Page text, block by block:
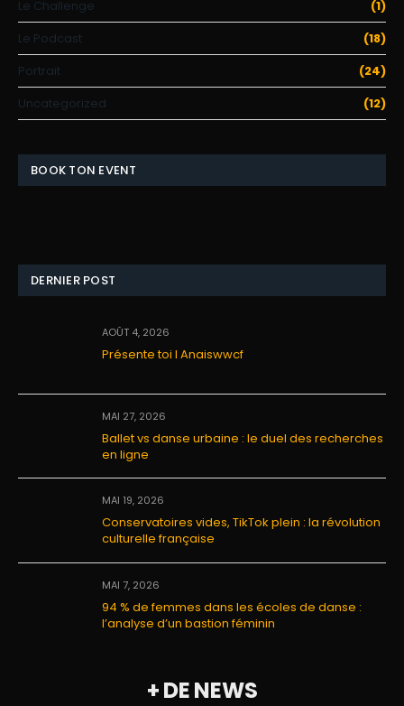
Le Challenge
(1)
Le Podcast
(18)
Portrait
(24)
Uncategorized
(12)
BOOK TON EVENT
DERNIER POST
AOÛT 4, 2026
Présente toi I Anaiswwcf
MAI 27, 2026
Ballet vs danse urbaine : le duel des recherches
en ligne
MAI 19, 2026
Conservatoires vides, TikTok plein : la révolution
culturelle française
MAI 7, 2026
94 % de femmes dans les écoles de danse :
l’analyse d’un bastion féminin
+ DE NEWS